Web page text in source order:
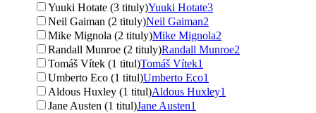
Yuuki Hotate (3 tituly)Yuuki Hotate3
Neil Gaiman (2 tituly)Neil Gaiman2
Mike Mignola (2 tituly)Mike Mignola2
Randall Munroe (2 tituly)Randall Munroe2
Tomáš Vítek (1 titul)Tomáš Vítek1
Umberto Eco (1 titul)Umberto Eco1
Aldous Huxley (1 titul)Aldous Huxley1
Jane Austen (1 titul)Jane Austen1